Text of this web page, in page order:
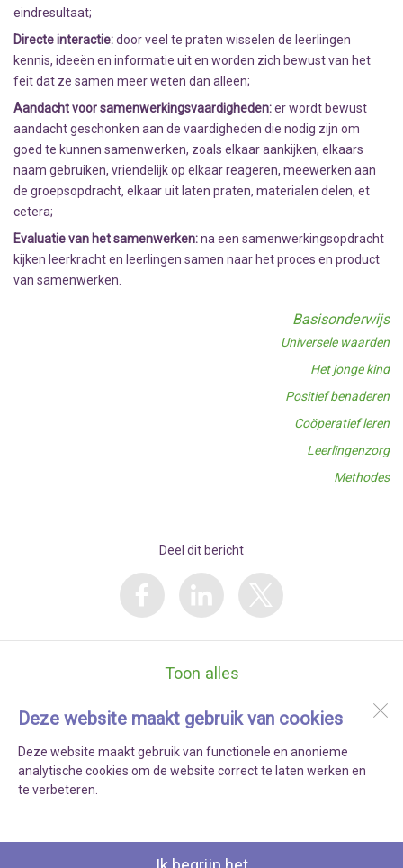
Deze website maakt gebruik van cookies
Deze website maakt gebruik van functionele en anonieme
analytische cookies om de website correct te laten werken en
te verbeteren.
eindresultaat;
Directe interactie:door veel te praten wisselen de leerlingen
kennis, ideeën en informatie uit en worden zich bewust van het
feit dat ze samen meer weten dan alleen;
Aandacht voor samenwerkingsvaardigheden:er wordt bewust
aandacht geschonken aan de vaardigheden die nodig zijn om
goed te kunnen samenwerken, zoals elkaar aankijken, elkaars
naam gebruiken, vriendelijk op elkaar reageren, meewerken aan
de groepsopdracht, elkaar uit laten praten, materialen delen, et
cetera;
Evaluatie van het samenwerken:na een samenwerkingsopdracht
kijken leerkracht en leerlingen samen naar het proces en product
van samenwerken.
Basisonderwijs
Universele waarden
Het jonge kind
Positief benaderen
Coöperatief leren
Leerlingenzorg
Methodes
Deel dit bericht
Toon alles
’s Gravenzandelaan 262
2512 JT
Den Haag